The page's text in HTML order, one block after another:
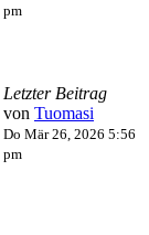
pm
Letzter Beitrag
von Tuomasi
Do Mär 26, 2026 5:56
pm